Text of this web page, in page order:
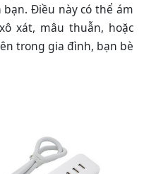
Điều này có thể ám
xát, mâu thuẫn, hoặc
trong gia đình, bạn bè